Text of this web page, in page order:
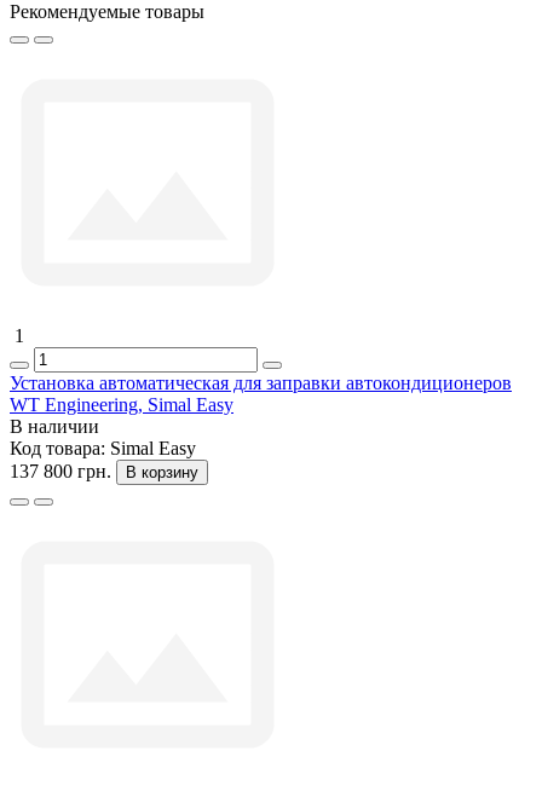
Рекомендуемые товары
1
Установка автоматическая для заправки автокондиционеров
WT Engineering, Simal Easy
В наличии
Код товара: Simal Easy
137 800 грн.
В корзину